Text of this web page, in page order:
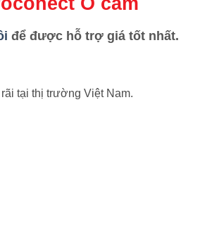
để được hỗ trợ giá tốt nhất.
tại thị trường Việt Nam.